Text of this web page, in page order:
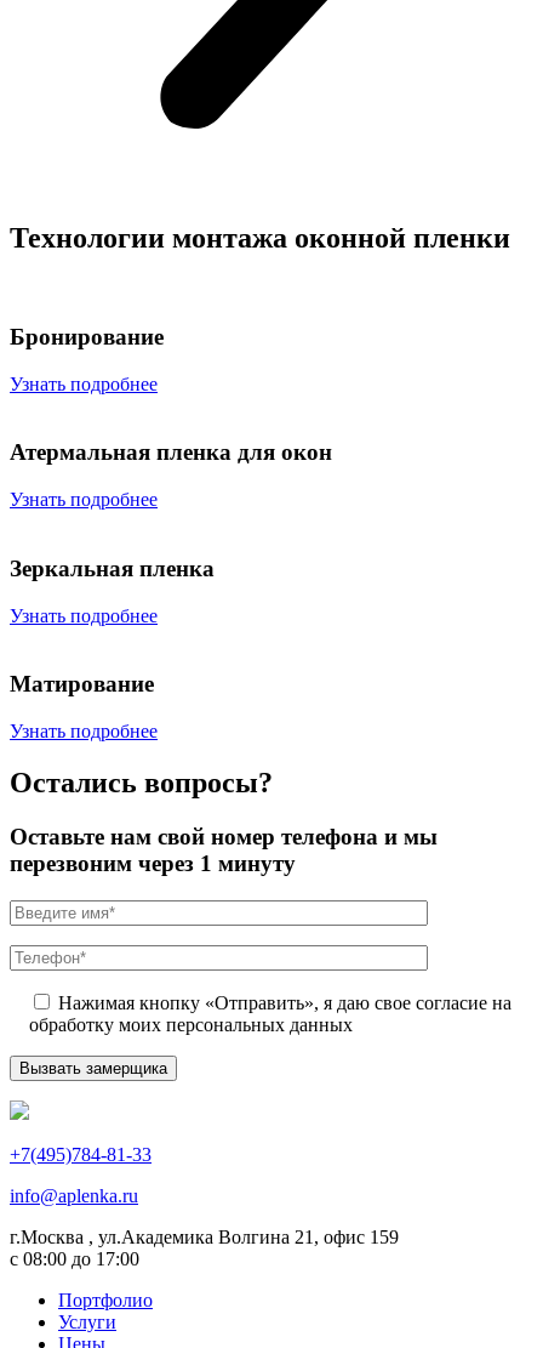
Технологии монтажа оконной пленки
Бронирование
Узнать подробнее
Атермальная пленка для окон
Узнать подробнее
Зеркальная пленка
Узнать подробнее
Матирование
Узнать подробнее
Остались вопросы?
Оставьте нам свой номер телефона и мы
перезвоним через 1 минуту
Нажимая кнопку «Отправить», я даю свое согласие на
обработку моих персональных данных
+7(495)784-81-33
info@aplenka.ru
г.Москва , ул.Академика Волгина 21, офис 159
с 08:00 до 17:00
Портфолио
Услуги
Цены